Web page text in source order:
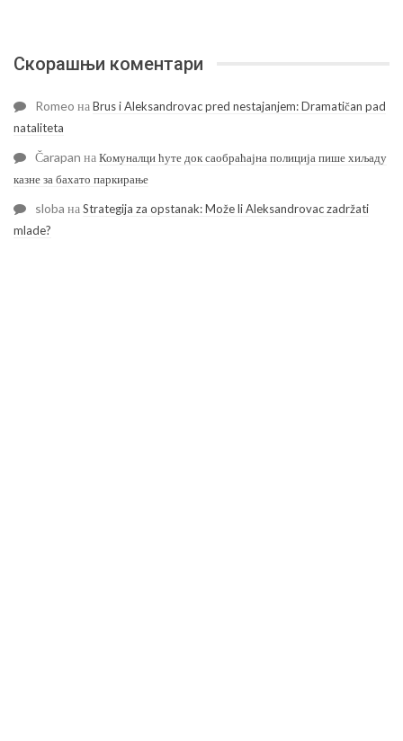
Скорашњи коментари
Romeo наBrus i Aleksandrovac pred nestajanjem: Dramatičan pad
nataliteta
Čarapan наКомуналци ћуте док саобраћајна полиција пише хиљаду
казне за бахато паркирање
sloba наStrategija za opstanak: Može li Aleksandrovac zadržati
mlade?